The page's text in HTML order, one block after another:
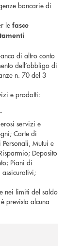
bancarie di
le fasce
di altro conto
dell’obbligo di
n. 70 del 3
e prodotti:
servizi e
Carte di
Mutui e
Deposito
Piani di
nei limiti del saldo
prevista alcuna